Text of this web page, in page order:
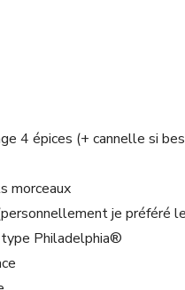
4 épices (+ cannelle si
morceaux
je préféré
Philadelphia®